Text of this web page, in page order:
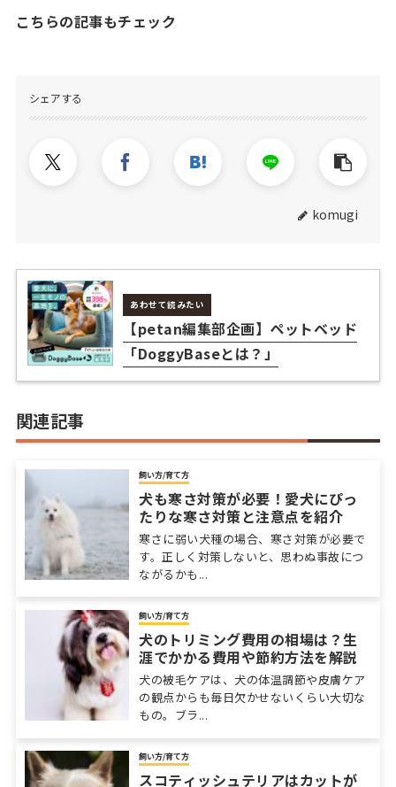
こちらの記事もチェック
シェアする
komugi
あわせて読みたい
【petan編集部企画】ペットベッド
「DoggyBaseとは？」
関連記事
飼い方/育て方
犬も寒さ対策が必要！愛犬にぴっ
たりな寒さ対策と注意点を紹介
寒さに弱い犬種の場合、寒さ対策が必要で
す。正しく対策しないと、思わぬ事故につ
ながるかも...
飼い方/育て方
犬のトリミング費用の相場は？生
涯でかかる費用や節約方法を解説
犬の被毛ケアは、犬の体温調節や皮膚ケア
の観点からも毎日欠かせないくらい大切な
もの。ブラ...
飼い方/育て方
スコティッシュテリアはカットが